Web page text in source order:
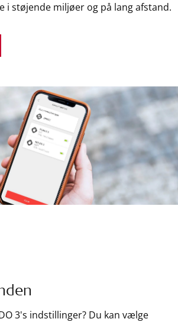
i støjende miljøer og på lang afstand.
3's indstillinger? Du kan vælge